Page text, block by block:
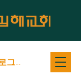
그인